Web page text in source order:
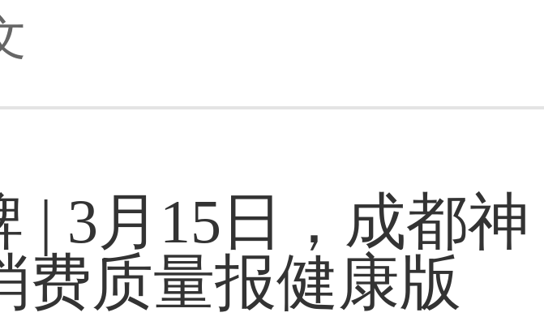
| 3月15日，成都神
费质量报健康版